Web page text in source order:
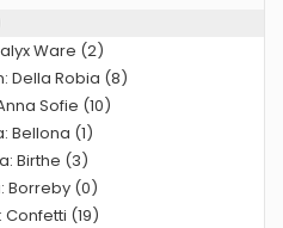
Ware (2)
Della Robia (8)
Sofie (10)
Bellona (1)
Birthe (3)
Borreby (0)
Confetti (19)